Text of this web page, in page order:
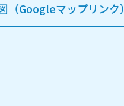
（Googleマップリンク）